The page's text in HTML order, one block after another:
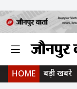
HOME बड़ी खबरे